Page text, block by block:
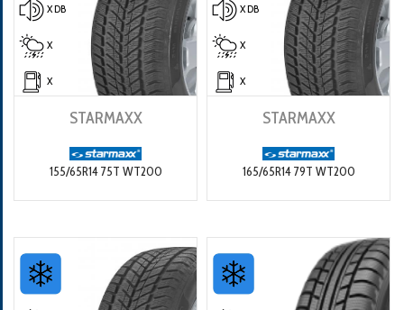
X DB
X
X
STARMAXX
155/65R14 75T WT200
X DB
X
X
STARMAXX
165/65R14 79T WT200